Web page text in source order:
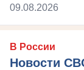
09.08.2026
В России
Новости